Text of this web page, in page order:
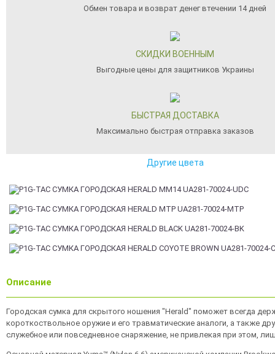
Обмен товара и возврат денег втечении 14 дней
СКИДКИ ВОЕННЫМ
Выгодные цены для защитников Украины
БЫСТРАЯ ДОСТАВКА
Максимально быстрая отправка заказов
Другие цвета
Описание
Городская сумка для скрытого ношения "Herald" поможет всегда
короткоствольное оружие и его травматические аналоги, а также
служебное или повседневное снаряжение, не привлекая при этом,